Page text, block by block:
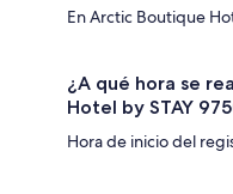
En Arctic Boutique
¿A qué hora se
Hotel by STAY
Hora de inicio del